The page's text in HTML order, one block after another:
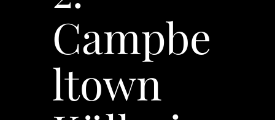
Campbe
ltown